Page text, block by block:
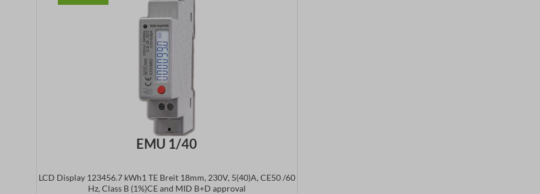
EMU 1/40
LCD Display 123456.7 kWh1 TE Breit 18mm, 230V, 5(40)A, CE50 /60
Hz, Class B (1%)CE and MID B+D approval